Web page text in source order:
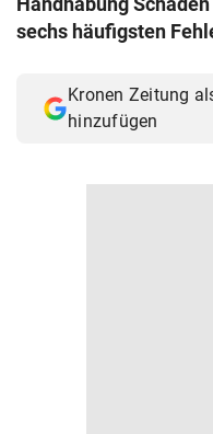
sechs häufigsten
Kronen Zeitung
hinzufügen